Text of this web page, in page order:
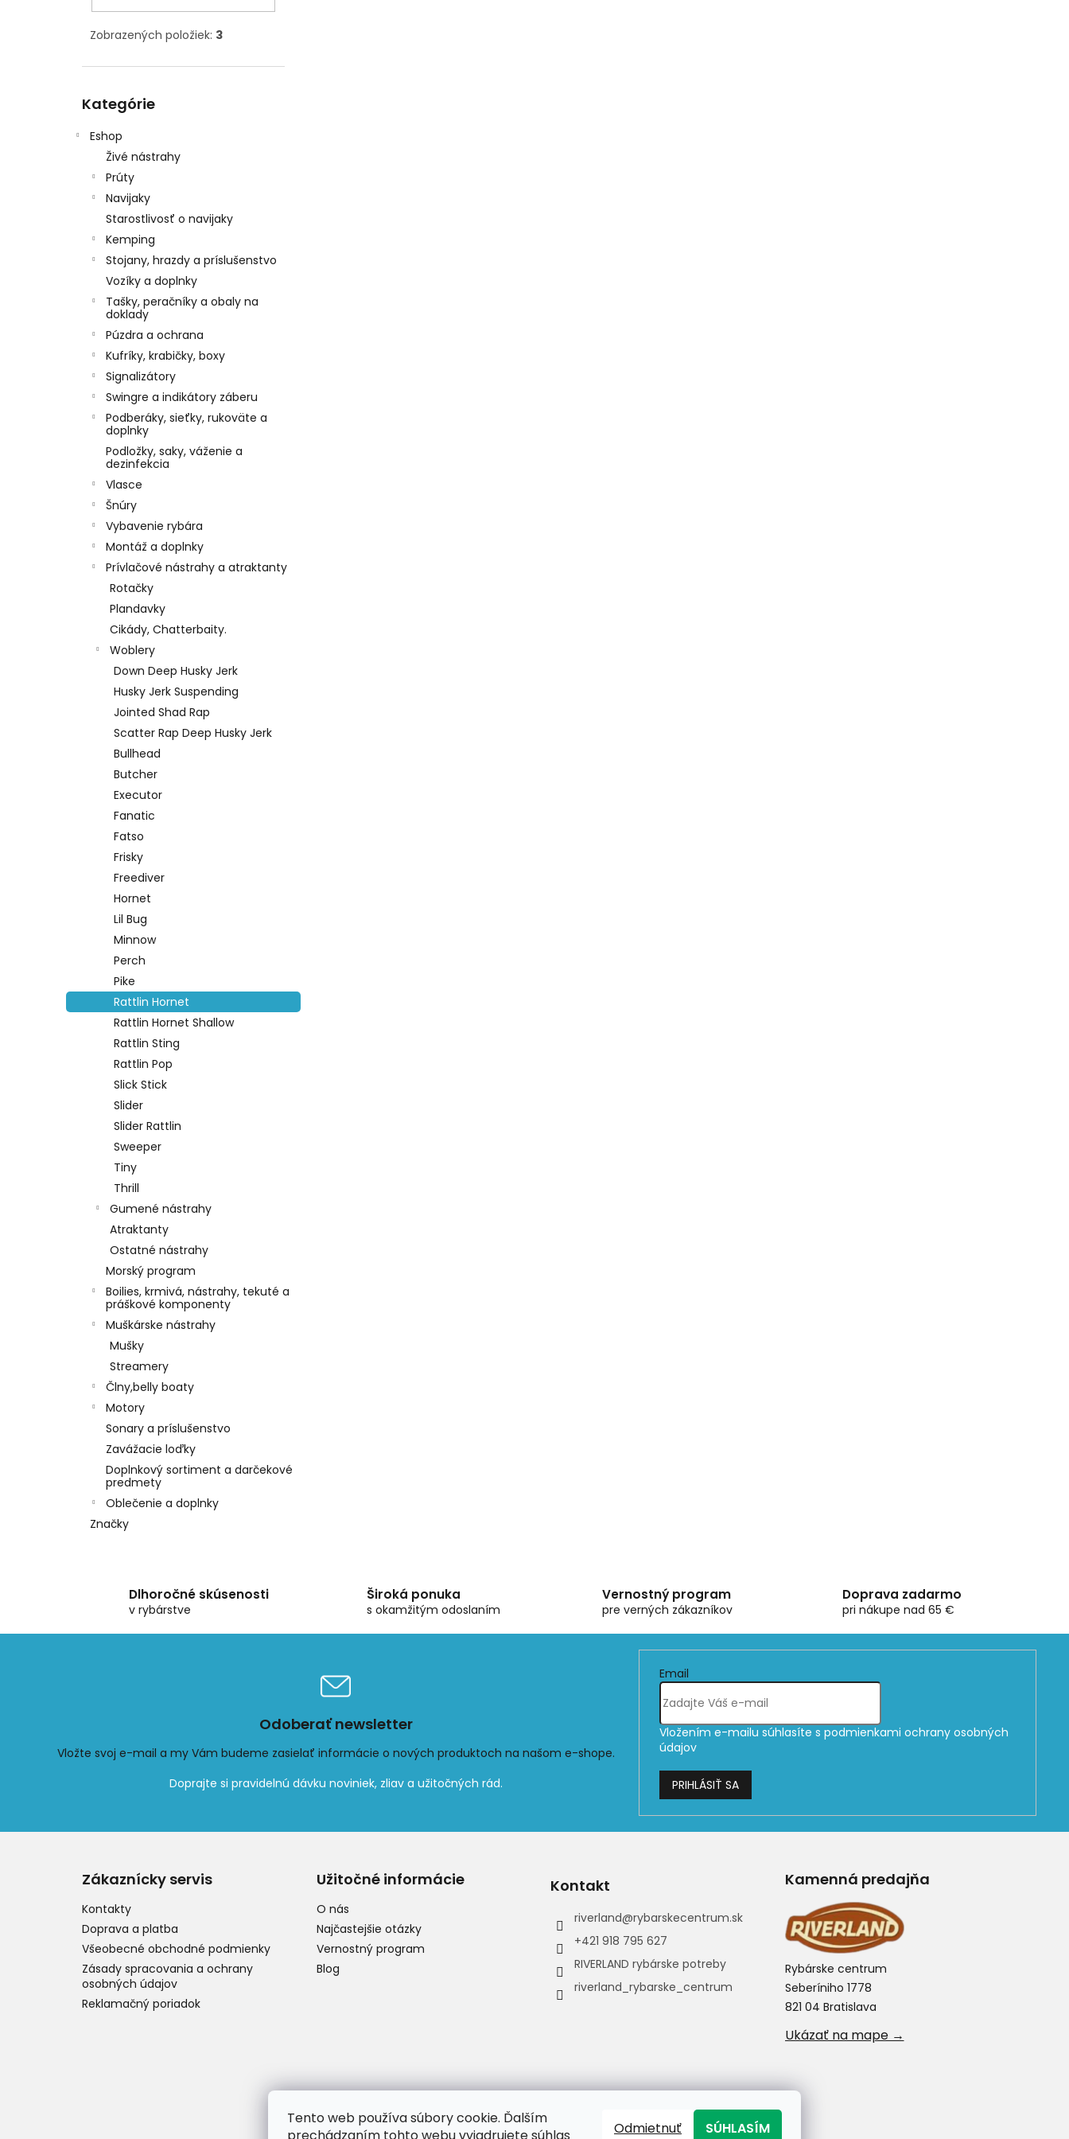
Tento web používa súbory cookie. Ďalším
Odmietnuť SÚHLASÍM
Zobrazených položiek: 3
kategórie
Kategórie
Eshop
Živé nástrahy
Prúty
Navijaky
Starostlivosť o navijaky
Kemping
Stojany, hrazdy a príslušenstvo
Vozíky a doplnky
Tašky, peračníky a obaly na
doklady
Púzdra a ochrana
Kufríky, krabičky, boxy
Signalizátory
Swingre a indikátory záberu
Podberáky, sieťky, rukoväte a
doplnky
Podložky, saky, váženie a
dezinfekcia
Vlasce
Šnúry
Vybavenie rybára
Montáž a doplnky
Prívlačové nástrahy a atraktanty
Rotačky
Plandavky
Cikády, Chatterbaity.
Woblery
Down Deep Husky Jerk
Husky Jerk Suspending
Jointed Shad Rap
Scatter Rap Deep Husky Jerk
Bullhead
Butcher
Executor
Fanatic
Fatso
Frisky
Freediver
Hornet
Lil Bug
Minnow
Perch
Pike
Rattlin Hornet
Rattlin Hornet Shallow
Rattlin Sting
Rattlin Pop
Slick Stick
Slider
Slider Rattlin
Sweeper
Tiny
Thrill
Gumené nástrahy
Atraktanty
Ostatné nástrahy
Morský program
Boilies, krmivá, nástrahy, tekuté a
práškové komponenty
Muškárske nástrahy
Mušky
Streamery
Člny,belly boaty
Motory
Sonary a príslušenstvo
Zavážacie loďky
Doplnkový sortiment a darčekové
predmety
Oblečenie a doplnky
Značky
Dlhoročné skúsenosti
v rybárstve
Široká ponuka
s okamžitým odoslaním
Vernostný program
pre verných zákazníkov
Doprava zadarmo
pri nákupe nad 65 €
Odoberať newsletter
Vložte svoj e-mail a my Vám budeme zasielať informácie o nových produktoch na našom e-shope.
Email
Vložením e-mailu súhlasíte s podmienkami ochrany osobných
údajov
PRIHLÁSIŤ SA
Z
Zákaznícky servis
Kontakty
Doprava a platba
Všeobecné obchodné podmienky
Zásady spracovania a ochrany
osobných údajov
Reklamačný poriadok
Užitočné informácie
O nás
Najčastejšie otázky
Vernostný program
Blog
Kontakt
riverland@rybarskecentrum.sk
+421 918 795 627
RIVERLAND rybárske potreby
riverland_rybarske_centrum
Kamenná predajňa
Rybárske centrum
Seberíniho 1778
821 04 Bratislava
Ukázať na mape →